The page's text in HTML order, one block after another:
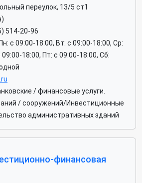
переулок, 13/5 ст1
514-20-96
Пн: c 09:00-18:00, Вт: c 09:00-18:00, Ср:
18:00, Пт: c 09:00-18:00, Сб:
/ финансовые услуги.
/ сооружений/Инвестиционные
административных зданий
финансовая